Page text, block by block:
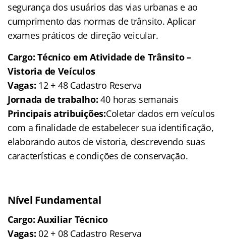
segurança dos usuários das vias urbanas e ao
cumprimento das normas de trânsito. Aplicar
exames práticos de direção veicular.
Cargo: Técnico em Atividade de Trânsito –
Vistoria de Veículos
Vagas: 12 + 48 Cadastro Reserva
Jornada de trabalho: 40 horas semanais
Principais atribuições:Coletar dados em veículos
com a finalidade de estabelecer sua identificação,
elaborando autos de vistoria, descrevendo suas
características e condições de conservação.
Nível Fundamental
Cargo: Auxiliar Técnico
Vagas: 02 + 08 Cadastro Reserva